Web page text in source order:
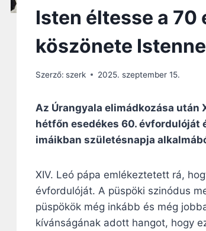
Isten éltesse a 70
köszönete
Szerző: szerk 2025. szeptember 15.
Az Úrangyala elimádkozása után
hétfőn esedékes 60. évfordulóját
imáikban születésnapja
XIV. Leó pápa emlékeztetett rá,
évfordulóját. A püspöki szinódus
püspökök még inkább és még
kívánságának adott hangot, hogy